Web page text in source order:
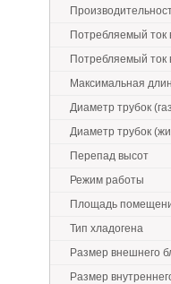
Потребляемый ток
Потребляемый
Максимальная
Диаметр трубок
Диаметр трубок
Перепад высот
Режим работы
Площадь
Тип хладогена
Размер внешнего
Размер